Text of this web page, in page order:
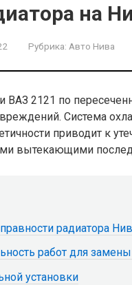
на
Рубрика: Авто Нива
ВАЗ 2121 по
Система
приводит к
вытекающими
радиатора
работ для
установки